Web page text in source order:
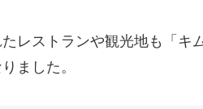
レストランや観光地も「
ました。